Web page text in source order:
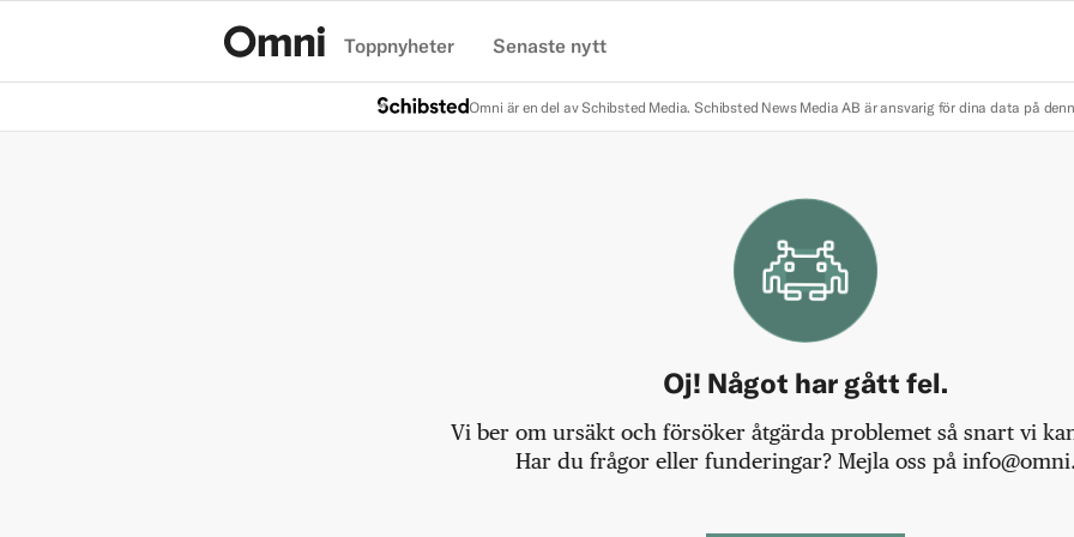
Toppnyheter Senaste nytt
Omni är en del av Schibsted Media. Schibsted News Media AB är ansvarig för dina data på
Oj! Något har gått fel.
Vi ber om ursäkt och försöker åtgärda problemet så snart vi
Har du frågor eller funderingar? Mejla oss på